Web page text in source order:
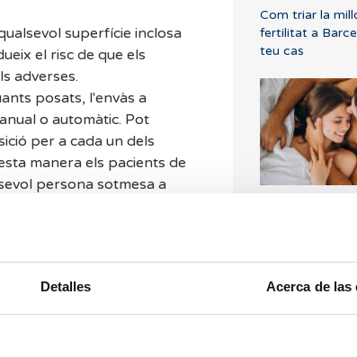
Detalles Acerca de las
superfície inclosa
el risc de que els
adverses.
posats, l'envàs a
o automàtic. Pot
per a cada un dels
manera els pacients de
persona sotmesa a
Com triar la
fertilitat a
teu cas
sexuals
transferència